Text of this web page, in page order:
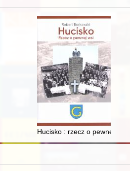
Free time and activities
2021/2022
w Rzeczypospolitej Polskiej
spod Monte Cassino
Hucisko : rzecz o pewnej wsi